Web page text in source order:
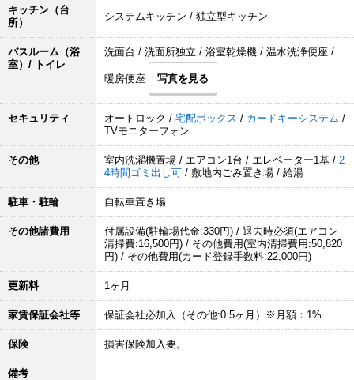
キッチン（台
所）
システムキッチン / 独立型キッチン
バスルーム（浴
室）/ トイレ
洗面台 / 洗面所独立 / 浴室乾燥機 / 温水洗浄便座 /
暖房便座 写真を見る
セキュリティ オートロック / 宅配ボックス / カードキーシステム /
TVモニターフォン
その他 室内洗濯機置場 / エアコン1台 / エレベーター1基 / 2
4時間ゴミ出し可 / 敷地内ごみ置き場 / 給湯
駐車・駐輪 自転車置き場
その他諸費用
付属設備(駐輪場代金:330円) / 退去時必須(エアコン
清掃費:16,500円) / その他費用(室内清掃費用:50,820
円) / その他費用(カード登録手数料:22,000円)
更新料 1ヶ月
家賃保証会社等 保証会社必加入（その他:0.5ヶ月）※月額：1%
保険 損害保険加入要。
備考